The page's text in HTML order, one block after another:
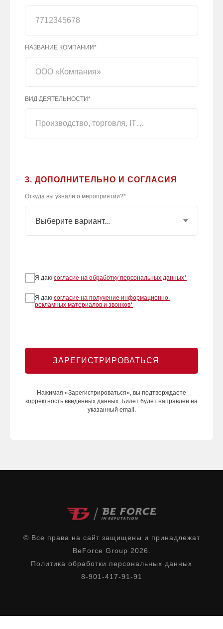
НАЗВАНИЕ КОМПАНИИ*
ВИД ДЕЯТЕЛЬНОСТИ*
3. ДОПОЛНИТЕЛЬНО И СОГЛАСИЯ
Откуда вы узнали о мероприятии?*
Я даю согласие на обработку персональных данных*
Я даю согласие на получение информационно-
рекламных материалов и звонков*
ЗАРЕГИСТРИРОВАТЬСЯ
Нажимая «Зарегистрироваться», вы подтверждаете
корректность введённых данных. Билет будет направлен на
указанный email.
© Все права на сайт защищены и принадлежат
BeForce Group 2026.
Политика обработки персональных данных
8-901-417-91-91